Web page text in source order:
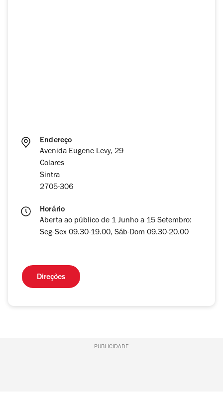
Endereço
Avenida Eugene Levy, 29
Colares
Sintra
2705-306
Horário
Aberta ao público de 1 Junho a 15 Setembro:
Seg-Sex 09.30-19.00, Sáb-Dom 09.30-20.00
Direções
PUBLICIDADE